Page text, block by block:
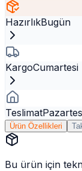
HazırlıkBugün
KargoCumartesi
Teslimat
Ürün Özellikleri
Bu ürün için